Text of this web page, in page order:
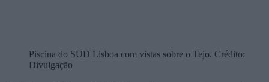
Piscina do SUD Lisboa com vistas sobre o Tejo. Crédito:
Divulgação